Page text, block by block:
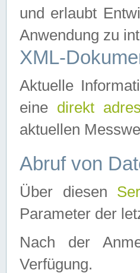
und erlaubt
Anwendung zu
XML-
Aktuelle
eine direkt
aktuellen
Abruf von
Über diesen
Parameter der
Nach der
Verfügung.